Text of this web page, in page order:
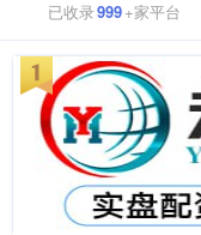
已收录999+家平台